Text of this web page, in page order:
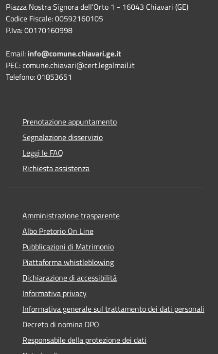
Piazza Nostra Signora dell'Orto 1 - 16043 Chiavari (GE)
Codice Fiscale: 00592160105
P.Iva: 00170160998
Email: info@comune.chiavari.ge.it
PEC: comune.chiavari@cert.legalmail.it
Telefono: 01853651
Prenotazione appuntamento
Segnalazione disservizio
Leggi le FAQ
Richiesta assistenza
Amministrazione trasparente
Albo Pretorio On Line
Pubblicazioni di Matrimonio
Piattaforma whistleblowing
Dichiarazione di accessibilità
Informativa privacy
Informativa generale sul trattamento dei dati personali
Decreto di nomina DPO
Responsabile della protezione dei dati